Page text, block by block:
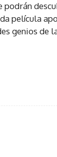
podrán
película
genios de